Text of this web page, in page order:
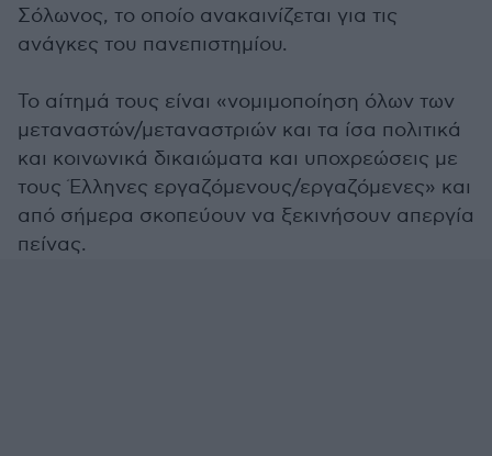
Σόλωνος, το οποίο ανακαινίζεται για τις
ανάγκες του πανεπιστημίου.
Το αίτημά τους είναι «νομιμοποίηση όλων των
μεταναστών/μεταναστριών και τα ίσα πολιτικά
και κοινωνικά δικαιώματα και υποχρεώσεις με
τους Έλληνες εργαζόμενους/εργαζόμενες» και
από σήμερα σκοπεύουν να ξεκινήσουν απεργία
πείνας.